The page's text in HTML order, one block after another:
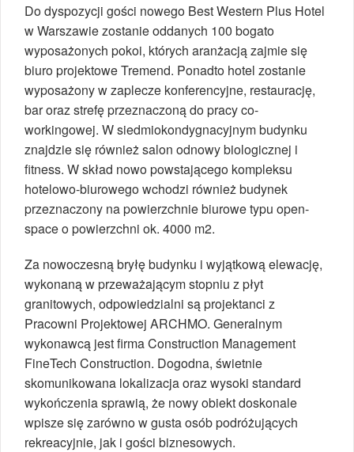
Do dyspozycji gości nowego Best Western Plus Hotel
w Warszawie zostanie oddanych 100 bogato
wyposażonych pokoi, których aranżacją zajmie się
biuro projektowe Tremend. Ponadto hotel zostanie
wyposażony w zaplecze konferencyjne, restaurację,
bar oraz strefę przeznaczoną do pracy co-
workingowej. W siedmiokondygnacyjnym budynku
znajdzie się również salon odnowy biologicznej i
fitness. W skład nowo powstającego kompleksu
hotelowo-biurowego wchodzi również budynek
przeznaczony na powierzchnie biurowe typu open-
space o powierzchni ok. 4000 m2.
Za nowoczesną bryłę budynku i wyjątkową elewację,
wykonaną w przeważającym stopniu z płyt
granitowych, odpowiedzialni są projektanci z
Pracowni Projektowej ARCHMO. Generalnym
wykonawcą jest firma Construction Management
FineTech Construction. Dogodna, świetnie
skomunikowana lokalizacja oraz wysoki standard
wykończenia sprawią, że nowy obiekt doskonale
wpisze się zarówno w gusta osób podróżujących
rekreacyjnie, jak i gości biznesowych.